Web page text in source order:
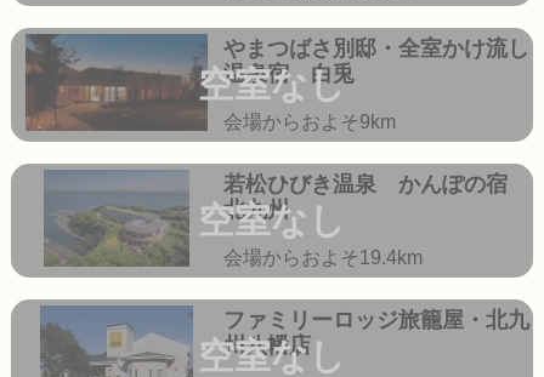
空室なし
やまつばさ別邸・全室かけ流し
温泉宿 白兎
会場からおよそ9km
空室なし
若松ひびき温泉 かんぽの宿
北九州
会場からおよそ19.4km
空室なし
ファミリーロッジ旅籠屋・北九
州八幡店